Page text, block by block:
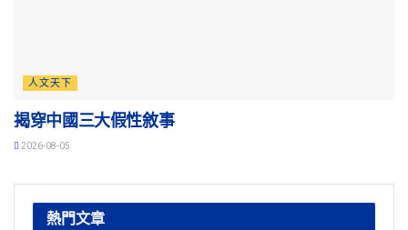
人文天下
揭穿中國三大假性敘事
2026-08-05
熱門文章